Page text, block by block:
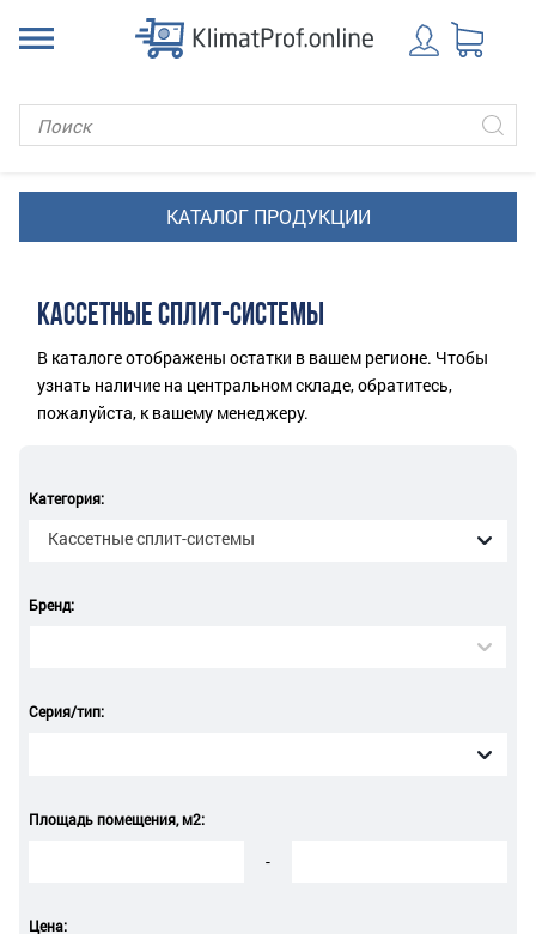
КАССЕТНЫЕ СПЛИТ-СИСТЕМЫ
В каталоге отображены остатки в вашем регионе. Чтобы
узнать наличие на центральном складе, обратитесь,
пожалуйста, к вашему менеджеру.
Категория:
Кассетные сплит-системы
Бренд:
Серия/тип:
Площадь помещения, м2:
-
Цена: